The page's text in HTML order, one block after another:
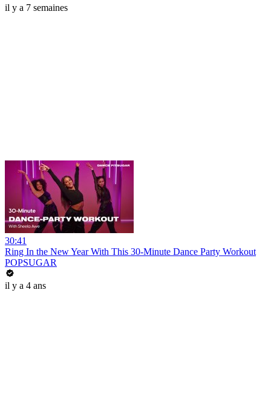
il y a 7 semaines
30:41
Ring In the New Year With This 30-Minute Dance Party Workout
POPSUGAR
il y a 4 ans